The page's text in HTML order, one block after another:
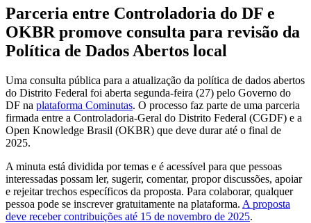
Parceria entre Controladoria do DF e
OKBR promove consulta para revisão da
Política de Dados Abertos local
Uma consulta pública para a atualização da política de dados abertos
do Distrito Federal foi aberta segunda-feira (27) pelo Governo do
DF na plataforma Cominutas. O processo faz parte de uma parceria
firmada entre a Controladoria-Geral do Distrito Federal (CGDF) e a
Open Knowledge Brasil (OKBR) que deve durar até o final de
2025.
A minuta está dividida por temas e é acessível para que pessoas
interessadas possam ler, sugerir, comentar, propor discussões, apoiar
e rejeitar trechos específicos da proposta. Para colaborar, qualquer
pessoa pode se inscrever gratuitamente na plataforma. A proposta
deve receber contribuições até 15 de novembro de 2025.